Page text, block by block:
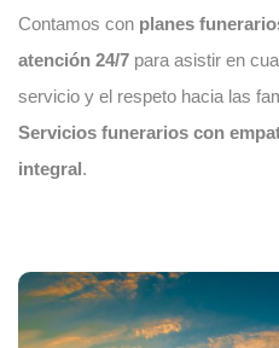
Contamos con planes
atención 24/7 para asistir en
servicio y el respeto hacia las
Servicios funerarios con
integral.